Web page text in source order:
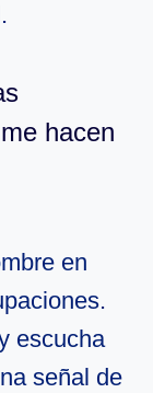
hacen
en
escucha
señal de